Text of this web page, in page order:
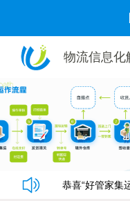
物流信息化
恭喜“好管家集